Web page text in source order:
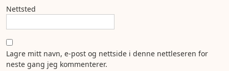
Nettsted
Lagre mitt navn, e-post og nettside i denne nettleseren for
neste gang jeg kommenterer.